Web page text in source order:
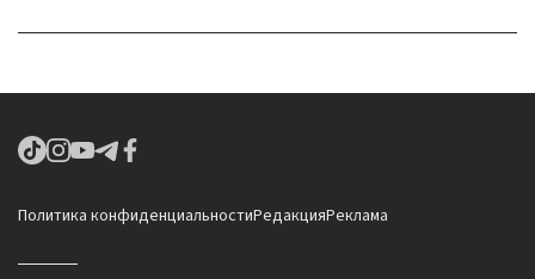
Политика конфиденциальностиРедакцияРеклама